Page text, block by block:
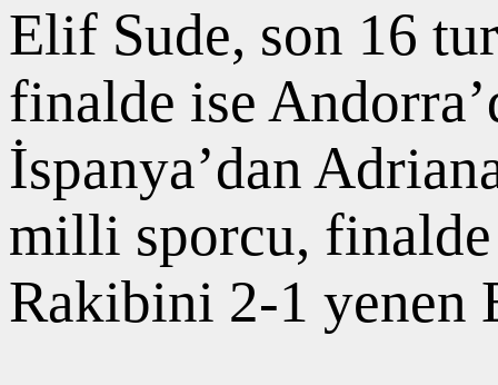
Elif Sude, son 16
finalde ise
İspanya’dan
milli sporcu, finalde
Rakibini 2-1 yenen